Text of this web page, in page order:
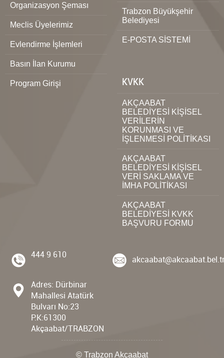
Organizasyon Şeması
Meclis Üyelerimiz
Evlendirme İşlemleri
Basın İlan Kurumu
Program Girişi
Trabzon Büyükşehir
Belediyesi
E-POSTA SİSTEMİ
KVKK
AKÇAABAT
BELEDİYESİ KİŞİSEL
VERİLERİN
KORUNMASI VE
İŞLENMESİ POLİTİKASI
AKÇAABAT
BELEDİYESİ KİŞİSEL
VERİ SAKLAMA VE
İMHA POLİTİKASI
AKÇAABAT
BELEDİYESİ KVKK
BAŞVURU FORMU
444 9 610
Adres: Dürbinar
Mahallesi Atatürk
Bulvarı No:23
P.K:61300
Akçaabat/TRABZON
© Trabzon Akçaabat